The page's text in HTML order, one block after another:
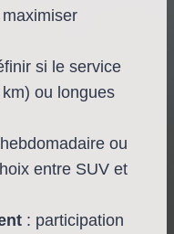
si le service
ou longues
ou
entre SUV et
: participation